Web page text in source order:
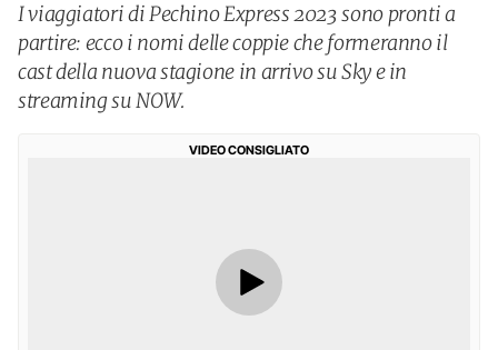
I viaggiatori di Pechino Express 2023 sono pronti a
partire: ecco i nomi delle coppie che formeranno il
cast della nuova stagione in arrivo su Sky e in
streaming su NOW.
VIDEO CONSIGLIATO